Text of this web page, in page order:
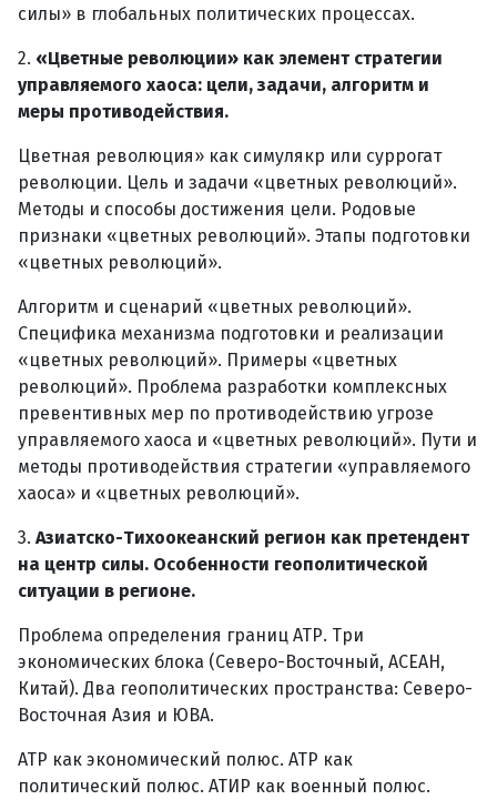
силы» в глобальных политических процессах.
2. «Цветные революции» как элемент стратегии
управляемого хаоса: цели, задачи, алгоритм и
меры противодействия.
Цветная революция» как симулякр или суррогат
революции. Цель и задачи «цветных революций».
Методы и способы достижения цели. Родовые
признаки «цветных революций». Этапы подготовки
«цветных революций».
Алгоритм и сценарий «цветных революций».
Специфика механизма подготовки и реализации
«цветных революций». Примеры «цветных
революций». Проблема разработки комплексных
превентивных мер по противодействию угрозе
управляемого хаоса и «цветных революций». Пути и
методы противодействия стратегии «управляемого
хаоса» и «цветных революций».
3. Азиатско-Тихоокеанский регион как претендент
на центр силы. Особенности геополитической
ситуации в регионе.
Проблема определения границ АТР. Три
экономических блока (Северо-Восточный, АСЕАН,
Китай). Два геополитических пространства: Северо-
Восточная Азия и ЮВА.
АТР как экономический полюс. АТР как
политический полюс. АТИР как военный полюс.